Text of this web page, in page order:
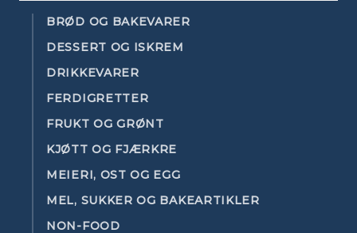
BRØD OG BAKEVARER
DESSERT OG ISKREM
DRIKKEVARER
FERDIGRETTER
FRUKT OG GRØNT
KJØTT OG FJÆRKRE
MEIERI, OST OG EGG
MEL, SUKKER OG BAKEARTIKLER
NON-FOOD